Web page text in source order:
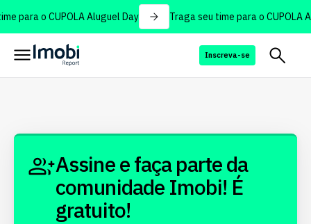
para o CUPOLA Aluguel Day Traga seu time para o CUPOLA
Inscreva-se
Assine e faça parte da
comunidade Imobi! É
gratuito!